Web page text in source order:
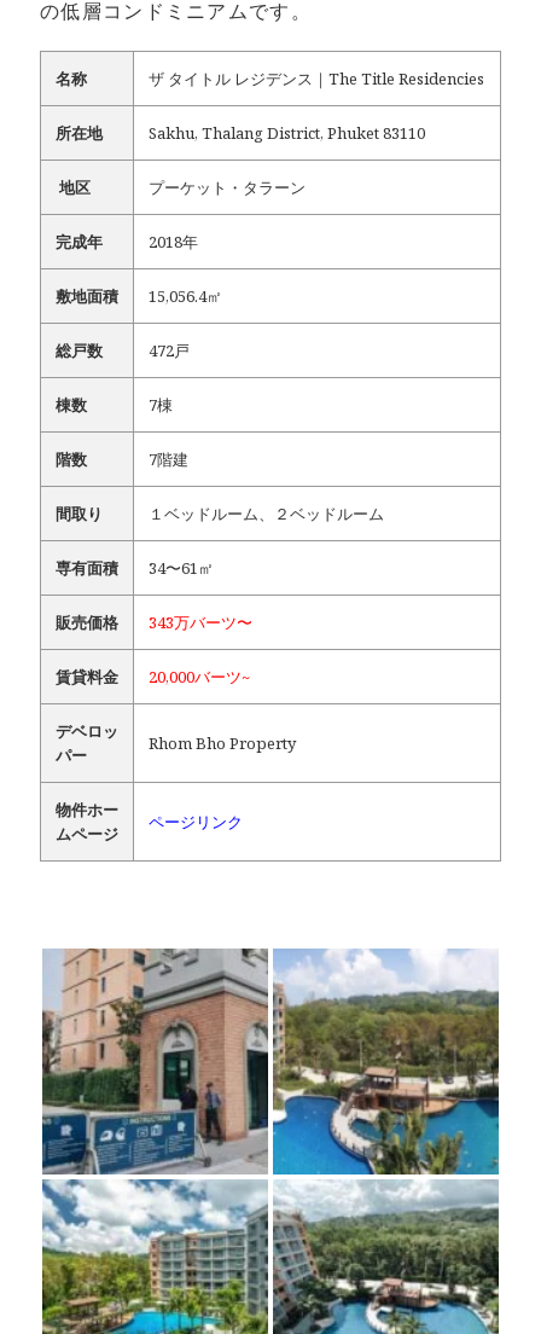
の低層コンドミニアムです。
名称 ザ タイトル レジデンス｜The Title Residencies
所在地 Sakhu, Thalang District, Phuket 83110
地区 プーケット・タラーン
完成年 2018年
敷地面積 15,056.4㎡
総戸数 472戸
棟数 7棟
階数 7階建
間取り １ベッドルーム、２ベッドルーム
専有面積 34〜61㎡
販売価格 343万バーツ〜
賃貸料金 20,000バーツ~
デベロッ
パー
Rhom Bho Property
物件ホー
ムページ
ページリンク